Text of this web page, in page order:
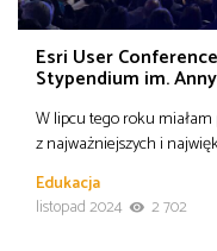
Esri User
Stypendium im.
W lipcu tego roku
z najważniejszych i
Edukacja
listopad 2024
2 702